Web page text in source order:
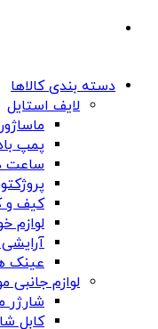
دسته بندی کالاها
لایف استایل
ماساژور
پمپ
ساعت
کیف و
لوازم
عینک
لوازم جانبی
شارژر
کابل